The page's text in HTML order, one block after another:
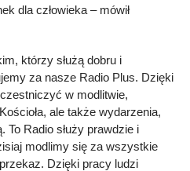
dla człowieka – mówił
którzy służą dobru i
za nasze Radio Plus. Dzięki
w modlitwie,
ale także wydarzenia,
To Radio służy prawdzie i
modlimy się za wszystkie
Dzięki pracy ludzi